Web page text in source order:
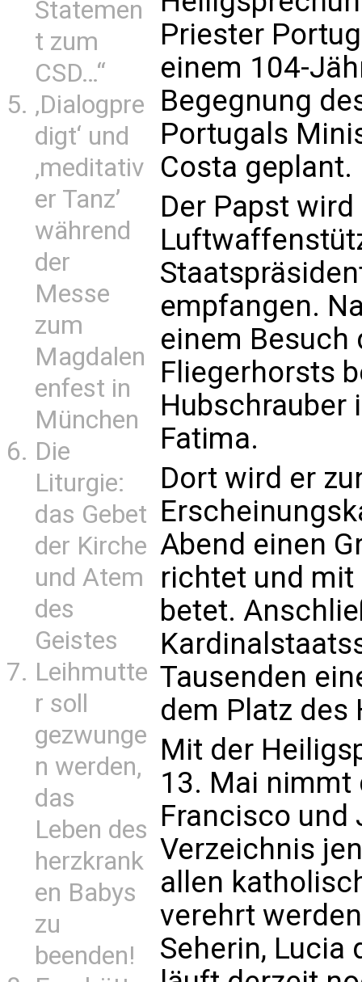
Statemen
t zum
CSD…“
‚Dialogpre
digt‘ und
‚meditativ
er Tanz’
während
der
Messe
zum
Magdalen
enfest in
München
Die
Liturgie:
das Gebet
der Kirche
und Atem
des
Geistes
Leihmutte
r soll
gezwunge
n werden,
das
Leben des
herzkrank
en Babys
zu
beenden!
Priester
einem 104-
Begegnung
Portugals
Costa geplant.
Der Papst
empfangen.
einem Besuch
Fliegerhorsts
Hubschrauber
Fatima.
Dort wird er
Abend einen
richtet und mit
betet.
Tausenden
dem Platz des
Mit der
13. Mai nimmt
Francisco
Verzeichnis
allen
verehrt
Seherin, Lucia